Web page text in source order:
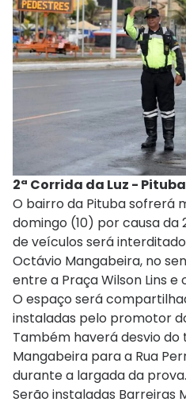
2ª Corrida da Luz -
O bairro da Pituba sofrerá
domingo (10) por causa da
de veículos será
Octávio Mangabeira, no
entre a Praça Wilson Lins
O espaço será
instaladas pelo promotor
Também haverá desvio do
Mangabeira para a Rua
durante a largada da prova.
Serão instaladas Barreiras